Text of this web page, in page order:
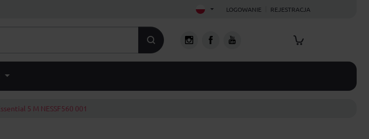
LOGOWANIE REJESTRACJA
5 M NESSF560 001